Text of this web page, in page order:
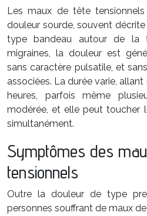
Les maux de tête
douleur sourde, souvent
type bandeau autour de la
migraines, la douleur est
sans caractère pulsatile, et
associées. La durée varie,
heures, parfois même
modérée, et elle peut toucher
simultanément.
Symptômes des
tensionnels
Outre la douleur de type
personnes souffrant de maux